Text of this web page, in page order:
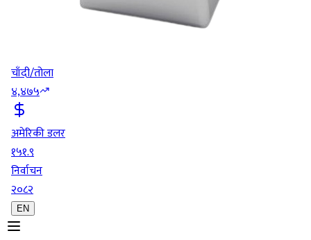
चाँदी/तोला
४,४७५
अमेरिकी डलर
१५१.९
निर्वाचन
२०८२
EN